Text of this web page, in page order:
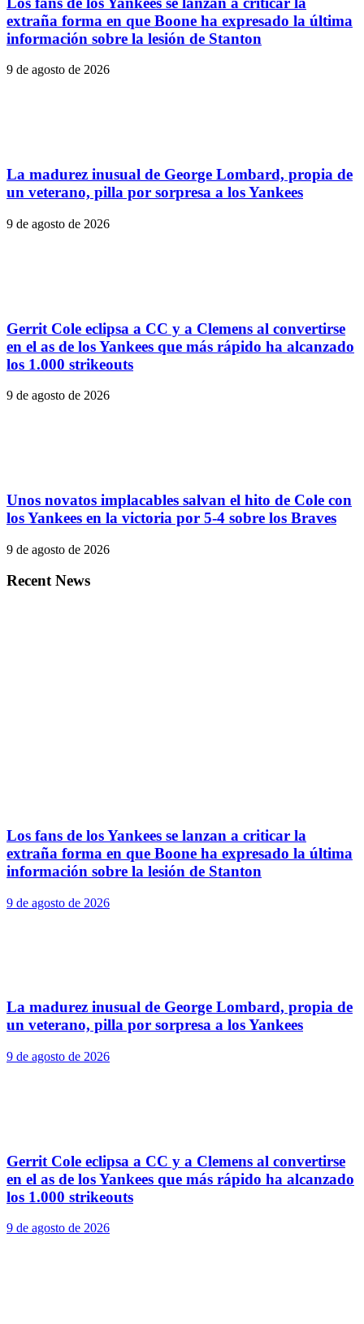
extraña forma en que Boone ha expresado la última
información sobre la lesión de Stanton
9 de agosto de 2026
La madurez inusual de George Lombard, propia de
un veterano, pilla por sorpresa a los Yankees
9 de agosto de 2026
Gerrit Cole eclipsa a CC y a Clemens al convertirse
en el as de los Yankees que más rápido ha alcanzado
los 1.000 strikeouts
9 de agosto de 2026
Unos novatos implacables salvan el hito de Cole con
los Yankees en la victoria por 5-4 sobre los Braves
9 de agosto de 2026
Recent News
Los fans de los Yankees se lanzan a criticar la
extraña forma en que Boone ha expresado la última
información sobre la lesión de Stanton
9 de agosto de 2026
La madurez inusual de George Lombard, propia de
un veterano, pilla por sorpresa a los Yankees
9 de agosto de 2026
Gerrit Cole eclipsa a CC y a Clemens al convertirse
en el as de los Yankees que más rápido ha alcanzado
los 1.000 strikeouts
9 de agosto de 2026